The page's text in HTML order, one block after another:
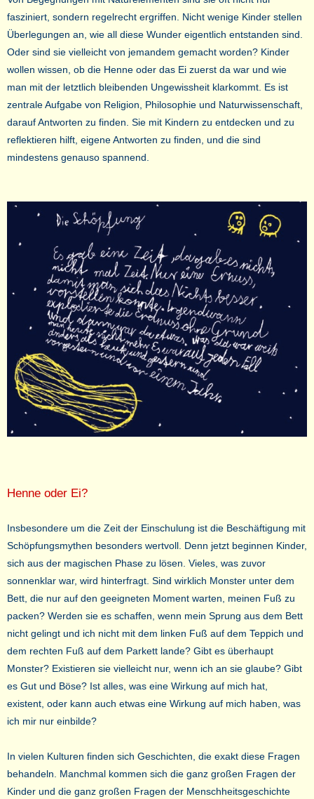
fasziniert, sondern regelrecht ergriffen. Nicht wenige Kinder stellen
Überlegungen an, wie all diese Wunder eigentlich entstanden sind.
Oder sind sie vielleicht von jemandem gemacht worden? Kinder
wollen wissen, ob die Henne oder das Ei zuerst da war und wie
man mit der letztlich bleibenden Ungewissheit klarkommt. Es ist
zentrale Aufgabe von Religion, Philosophie und Naturwissenschaft,
darauf Antworten zu finden. Sie mit Kindern zu entdecken und zu
reflektieren hilft, eigene Antworten zu finden, und die sind
mindestens genauso spannend.
Henne oder Ei?
Insbesondere um die Zeit der Einschulung ist die Beschäftigung mit
Schöpfungsmythen besonders wertvoll. Denn jetzt beginnen Kinder,
sich aus der magischen Phase zu lösen. Vieles, was zuvor
sonnenklar war, wird hinterfragt. Sind wirklich Monster unter dem
Bett, die nur auf den geeigneten Moment warten, meinen Fuß zu
packen? Werden sie es schaffen, wenn mein Sprung aus dem Bett
nicht gelingt und ich nicht mit dem linken Fuß auf dem Teppich und
dem rechten Fuß auf dem Parkett lande? Gibt es überhaupt
Monster? Existieren sie vielleicht nur, wenn ich an sie glaube? Gibt
es Gut und Böse? Ist alles, was eine Wirkung auf mich hat,
existent, oder kann auch etwas eine Wirkung auf mich haben, was
ich mir nur einbilde?
In vielen Kulturen finden sich Geschichten, die exakt diese Fragen
behandeln. Manchmal kommen sich die ganz großen Fragen der
Kinder und die ganz großen Fragen der Menschheitsgeschichte